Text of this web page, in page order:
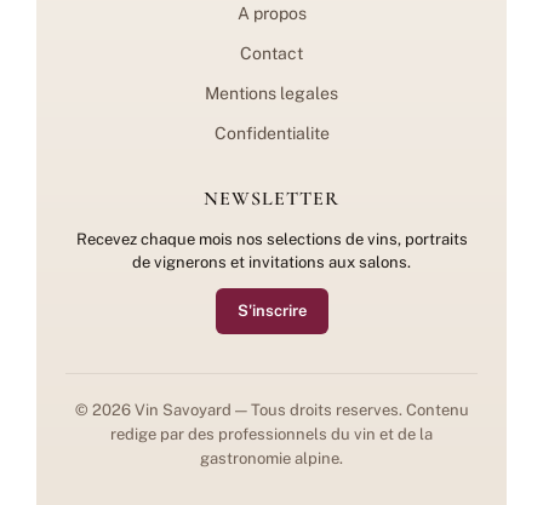
A propos
Contact
Mentions legales
Confidentialite
NEWSLETTER
Recevez chaque mois nos selections de vins, portraits
de vignerons et invitations aux salons.
S'inscrire
© 2026 Vin Savoyard — Tous droits reserves. Contenu
redige par des professionnels du vin et de la
gastronomie alpine.